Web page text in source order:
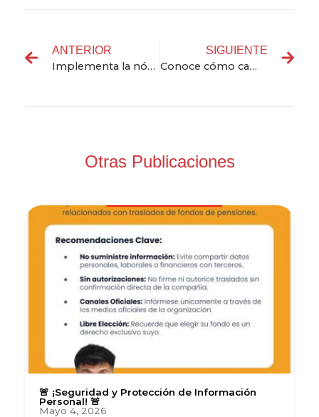
ANTERIOR
Implementa la nómina electrónica en tu empresa y aprovecha los beneficios que tenemos para ti.
SIGUIENTE
Conoce cómo cambió la marcación en Colombia
Otras Publicaciones
🚨 ¡Seguridad y Protección de Información
Personal! 🚨
Mayo 4, 2026